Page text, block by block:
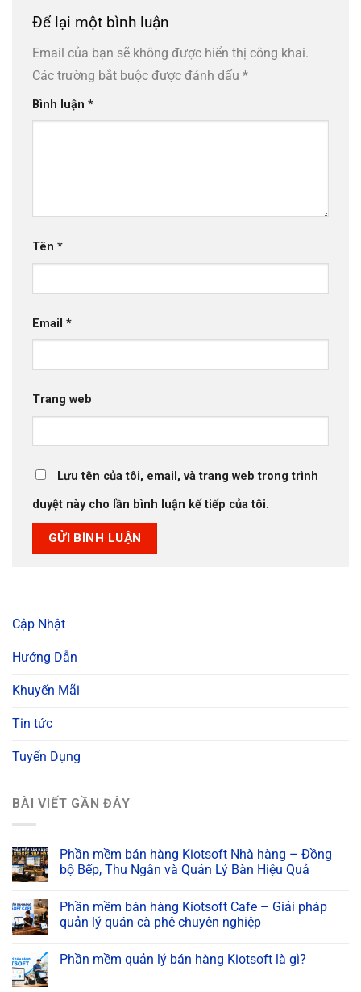
Để lại một bình luận
Email của bạn sẽ không được hiển thị công khai.
Các trường bắt buộc được đánh dấu *
Bình luận *
Tên *
Email *
Trang web
Lưu tên của tôi, email, và trang web trong trình
duyệt này cho lần bình luận kế tiếp của tôi.
Cập Nhật
Hướng Dẫn
Khuyến Mãi
Tin tức
Tuyển Dụng
BÀI VIẾT GẦN ĐÂY
Phần mềm bán hàng Kiotsoft Nhà hàng – Đồng
bộ Bếp, Thu Ngân và Quản Lý Bàn Hiệu Quả
Phần mềm bán hàng Kiotsoft Cafe – Giải pháp
quản lý quán cà phê chuyên nghiệp
Phần mềm quản lý bán hàng Kiotsoft là gì?